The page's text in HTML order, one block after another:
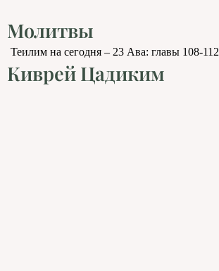
Молитвы
Теилим на сегодня – 23 Ава: главы 108-112
Киврей Цадиким